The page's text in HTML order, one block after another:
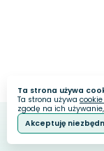
Ta strona używa
Ta strona używa
zgodę na ich
Akceptuję
Stworzone na